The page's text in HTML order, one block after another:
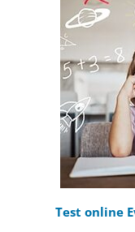
Test online